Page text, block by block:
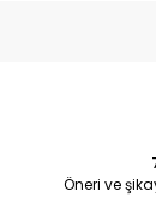
Öneri ve